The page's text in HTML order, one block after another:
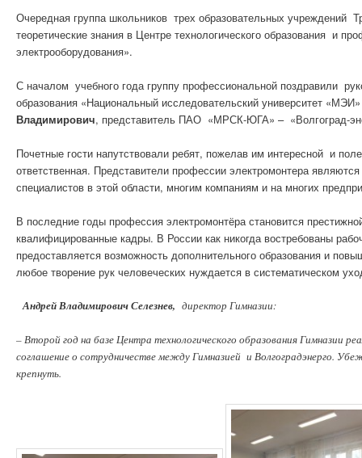
Очередная группа школьников трех образовательных учреждений
теоретические знания в Центре технологического образования и
электрооборудования».
С началом учебного года группу профессиональной поздравили
образования «Национальный исследовательский университет
Владимирович, представитель ПАО «МРСК-ЮГА» – «Волгоград-
Почетные гости напутствовали ребят, пожелав им интересной и
ответственная. Представители профессии электромонтера
специалистов в этой области, многим компаниям и на многих
В последние годы профессия электромонтёра становится
квалифицированные кадры. В России как никогда востребованы
предоставляется возможность дополнительного образования и
любое творение рук человеческих нуждается в систематическом
Андрей Владимирович Селезнев, директор Гимназии:
– Второй год на базе Центра технологического образования Гимназии
соглашение о сотрудничестве между Гимназией и Волгоградэнерго.
крепнуть.